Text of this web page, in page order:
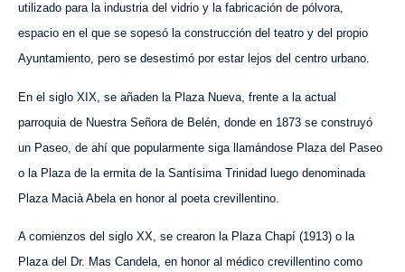
utilizado para la industria del vidrio y la fabricación de pólvora,
espacio en el que se sopesó la construcción del teatro y del propio
Ayuntamiento, pero se desestimó por estar lejos del centro urbano.
En el siglo XIX, se añaden la Plaza Nueva, frente a la actual
parroquia de Nuestra Señora de Belén, donde en 1873 se construyó
un Paseo, de ahí que popularmente siga llamándose Plaza del Paseo
o la Plaza de la ermita de la Santísima Trinidad luego denominada
Plaza Macià Abela en honor al poeta crevillentino.
A comienzos del siglo XX, se crearon la Plaza Chapí (1913) o la
Plaza del Dr. Mas Candela, en honor al médico crevillentino como